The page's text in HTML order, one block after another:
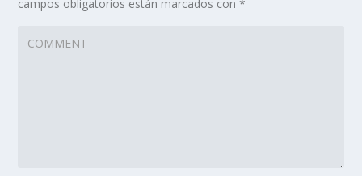
campos obligatorios están marcados con*